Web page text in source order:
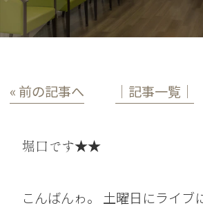
« 前の記事へ │記事一覧│
堀口です★★
こんばんゎ。 土曜日にライブ